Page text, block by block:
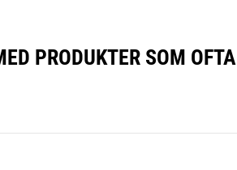
PRODUKTER SOM OFTA